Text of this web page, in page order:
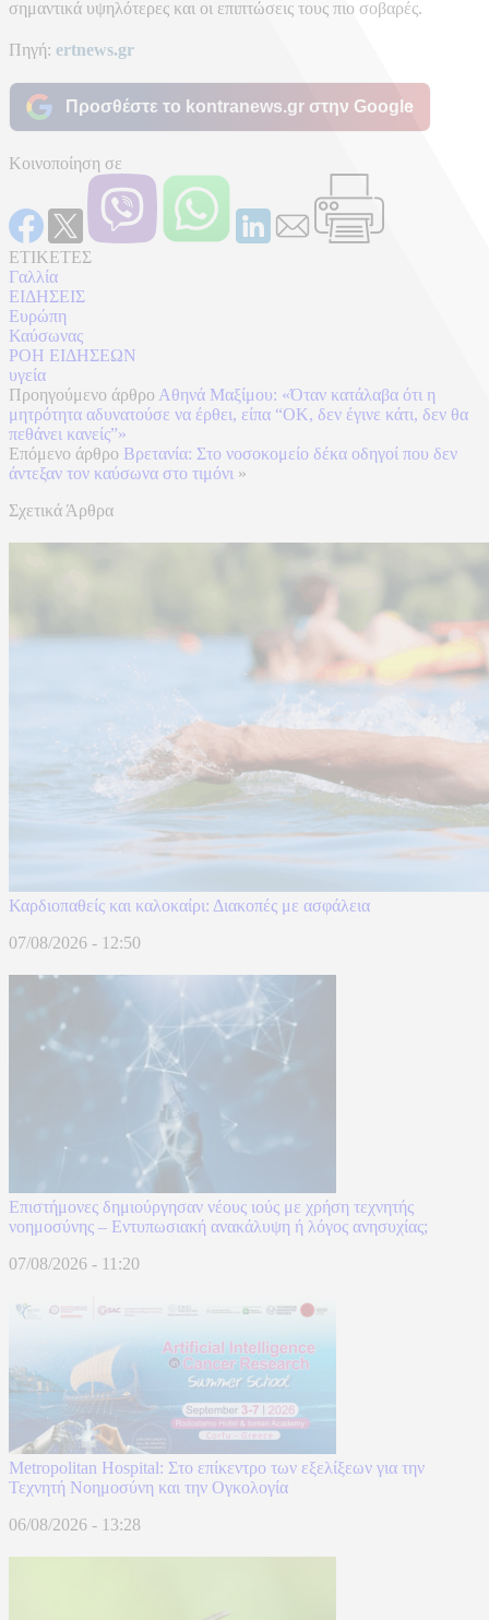
σημαντικά υψηλότερες και οι επιπτώσεις τους πιο σοβαρές.
Πηγή: ertnews.gr
Προσθέστε το kontranews.gr στην Google
Κοινοποίηση σε
ΕΤΙΚΕΤΕΣ
Γαλλία
ΕΙΔΗΣΕΙΣ
Ευρώπη
Καύσωνας
ΡΟΗ ΕΙΔΗΣΕΩΝ
υγεία
Προηγούμενο άρθρο Αθηνά Μαξίμου: «Όταν κατάλαβα ότι η
μητρότητα αδυνατούσε να έρθει, είπα “ΟΚ, δεν έγινε κάτι, δεν θα
πεθάνει κανείς”»
Επόμενο άρθρο Βρετανία: Στο νοσοκομείο δέκα οδηγοί που δεν
άντεξαν τον καύσωνα στο τιμόνι »
Σχετικά Άρθρα
Καρδιοπαθείς και καλοκαίρι: Διακοπές με ασφάλεια
07/08/2026 - 12:50
Επιστήμονες δημιούργησαν νέους ιούς με χρήση τεχνητής
νοημοσύνης – Εντυπωσιακή ανακάλυψη ή λόγος ανησυχίας;
07/08/2026 - 11:20
Metropolitan Hospital: Στο επίκεντρο των εξελίξεων για την
Τεχνητή Νοημοσύνη και την Ογκολογία
06/08/2026 - 13:28